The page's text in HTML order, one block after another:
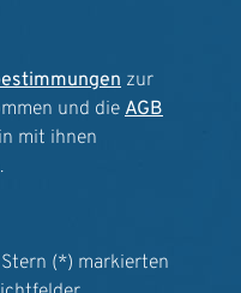
zur
und die AGB
mit ihnen
(*) markierten